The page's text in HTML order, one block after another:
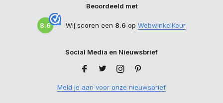
Beoordeeld met
8.6 Wij scoren een 8.6 op WebwinkelKeur
Social Media en Nieuwsbrief
Meld je aan voor onze nieuwsbrief